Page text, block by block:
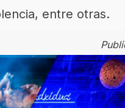
entre otras.